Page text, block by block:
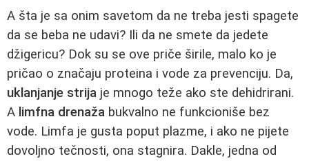
A šta je sa onim savetom da ne treba jesti spagete
da se beba ne udavi? Ili da ne smete da jedete
džigericu? Dok su se ove priče širile, malo ko je
pričao o značaju proteina i vode za prevenciju. Da,
uklanjanje strija je mnogo teže ako ste dehidrirani.
A limfna drenaža bukvalno ne funkcioniše bez
vode. Limfa je gusta poput plazme, i ako ne pijete
dovoljno tečnosti, ona stagnira. Dakle, jedna od